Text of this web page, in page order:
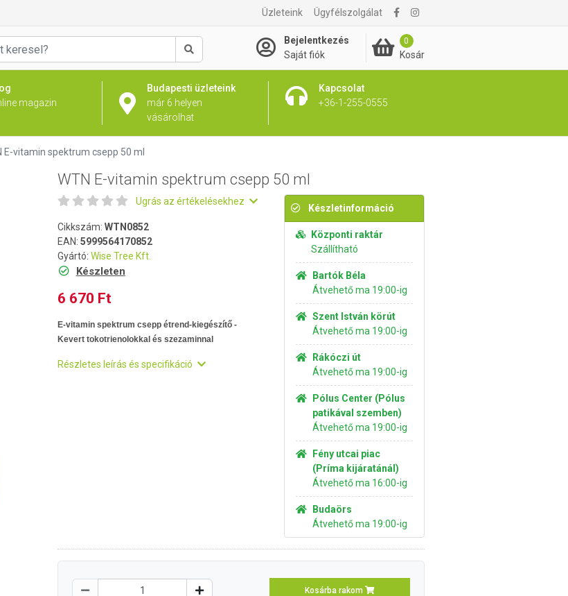
Üzleteink Ügyfélszolgálat
Keresés
Bejelentkezés
Saját fiók
0
Kosár
magazin
Budapesti üzleteink
már 6 helyen
vásárolhat
Kapcsolat
+36-1-255-0555
6 670 Ft Kosárba rakom
E-vitamin spektrum csepp 50 ml
WTN E-vitamin spektrum csepp 50 ml
Ugrás az értékelésekhez
Cikkszám: WTN0852
EAN: 5999564170852
Gyártó: Wise Tree Kft.
Készleten
6 670 Ft
E-vitamin spektrum csepp étrend-kiegészítő -
Kevert tokotrienolokkal és szezaminnal
Részletes leírás és specifikáció
Készletinformáció
Központi raktár
Szállítható
Bartók Béla
Átvehető ma 19:00-ig
Szent István körút
Átvehető ma 19:00-ig
Rákóczi út
Átvehető ma 19:00-ig
Pólus Center (Pólus
patikával szemben)
Átvehető ma 19:00-ig
Fény utcai piac
(Príma kijáratánál)
Átvehető ma 16:00-ig
Budaörs
Átvehető ma 19:00-ig
Kosárba rakom